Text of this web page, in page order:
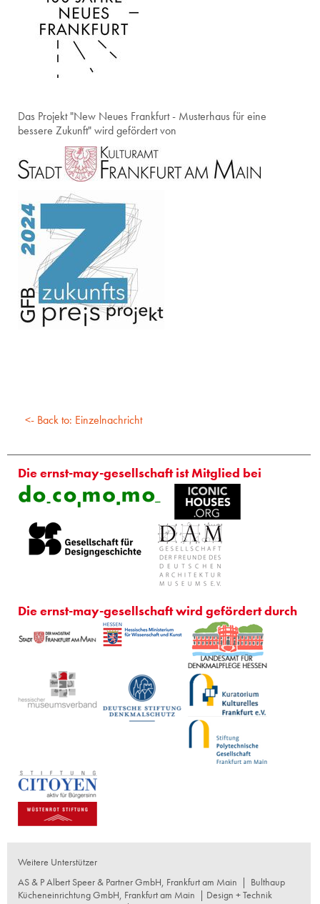
Das Projekt "New Neues Frankfurt - Musterhaus für eine
bessere Zukunft" wird gefördert von
<- Back to: Einzelnachricht
Die ernst-may-gesellschaft ist Mitglied bei
Die ernst-may-gesellschaft wird gefördert durch
Weitere Unterstützer
AS & P Albert Speer & Partner GmbH, Frankfurt am Main | Bulthaup
Kücheneinrichtung GmbH, Frankfurt am Main | Design + Technik